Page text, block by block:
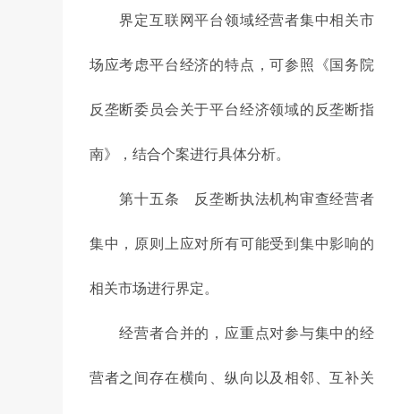
界定互联网平台领域经营者集中相关市
场应考虑平台经济的特点，可参照《国务院
反垄断委员会关于平台经济领域的反垄断指
南》，结合个案进行具体分析。
第十五条 反垄断执法机构审查经营者
集中，原则上应对所有可能受到集中影响的
相关市场进行界定。
经营者合并的，应重点对参与集中的经
营者之间存在横向、纵向以及相邻、互补关